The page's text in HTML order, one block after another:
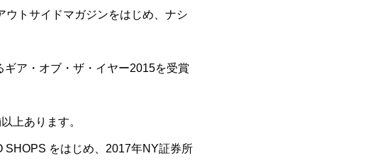
ウトサイドマガジンをはじめ、ナシ
ア・オブ・ザ・イヤー2015を受賞
上あります。
SHOPS をはじめ、2017年NY証券所